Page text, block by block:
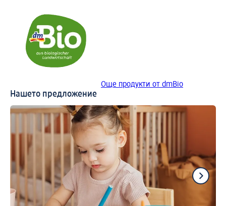
Още продукти от dmBio
Нашето предложение